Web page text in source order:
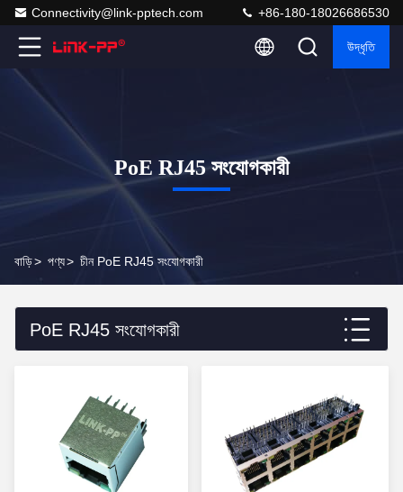
Connectivity@link-pptech.com +86-180-18026686530
উদ্ধৃতি
PoE RJ45 সংযোগকারী
বাড়ি> পণ্য> চীন PoE RJ45 সংযোগকারী
PoE RJ45 সংযোগকারী